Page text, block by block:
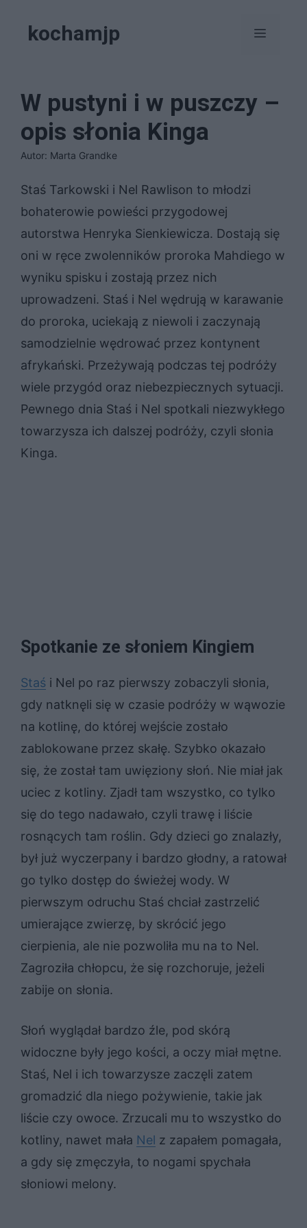
kochamjp Menu
W pustyni i w puszczy –
opis słonia Kinga
Autor: Marta Grandke
Staś Tarkowski i Nel Rawlison to młodzi
bohaterowie powieści przygodowej
autorstwa Henryka Sienkiewicza. Dostają się
oni w ręce zwolenników proroka Mahdiego w
wyniku spisku i zostają przez nich
uprowadzeni. Staś i Nel wędrują w karawanie
do proroka, uciekają z niewoli i zaczynają
samodzielnie wędrować przez kontynent
afrykański. Przeżywają podczas tej podróży
wiele przygód oraz niebezpiecznych sytuacji.
Pewnego dnia Staś i Nel spotkali niezwykłego
towarzysza ich dalszej podróży, czyli słonia
Kinga.
Spotkanie ze słoniem Kingiem
Staś i Nel po raz pierwszy zobaczyli słonia,
gdy natknęli się w czasie podróży w wąwozie
na kotlinę, do której wejście zostało
zablokowane przez skałę. Szybko okazało
się, że został tam uwięziony słoń. Nie miał jak
uciec z kotliny. Zjadł tam wszystko, co tylko
się do tego nadawało, czyli trawę i liście
rosnących tam roślin. Gdy dzieci go znalazły,
był już wyczerpany i bardzo głodny, a ratował
go tylko dostęp do świeżej wody. W
pierwszym odruchu Staś chciał zastrzelić
umierające zwierzę, by skrócić jego
cierpienia, ale nie pozwoliła mu na to Nel.
Zagroziła chłopcu, że się rozchoruje, jeżeli
zabije on słonia.
Słoń wyglądał bardzo źle, pod skórą
widoczne były jego kości, a oczy miał mętne.
Staś, Nel i ich towarzysze zaczęli zatem
gromadzić dla niego pożywienie, takie jak
liście czy owoce. Zrzucali mu to wszystko do
kotliny, nawet mała Nel z zapałem pomagała,
a gdy się zmęczyła, to nogami spychała
słoniowi melony.